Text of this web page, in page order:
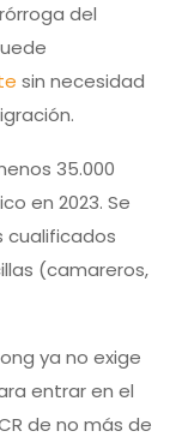
del
sin necesidad
35.000
en 2023. Se
(camareros,
ya no exige
entrar en el
de no más de